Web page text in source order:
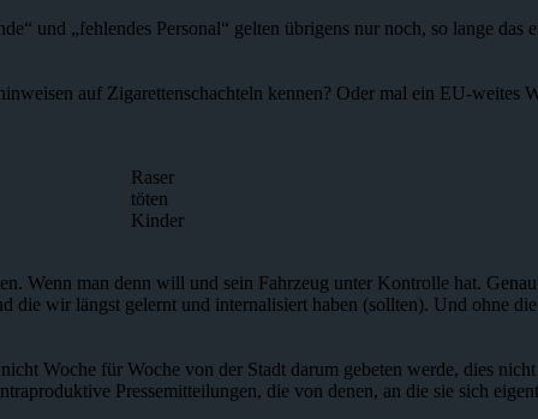
und „fehlendes Personal“ gelten übrigens nur noch, so lange das
auf Zigarettenschachteln kennen? Oder mal ein EU-weites
Raser
töten
Kinder
Wenn man denn will und sein Fahrzeug unter Kontrolle hat.
wir längst gelernt und internalisiert haben (sollten). Und ohne
Woche für Woche von der Stadt darum gebeten werde, dies
Pressemitteilungen, die von denen, an die sie sich